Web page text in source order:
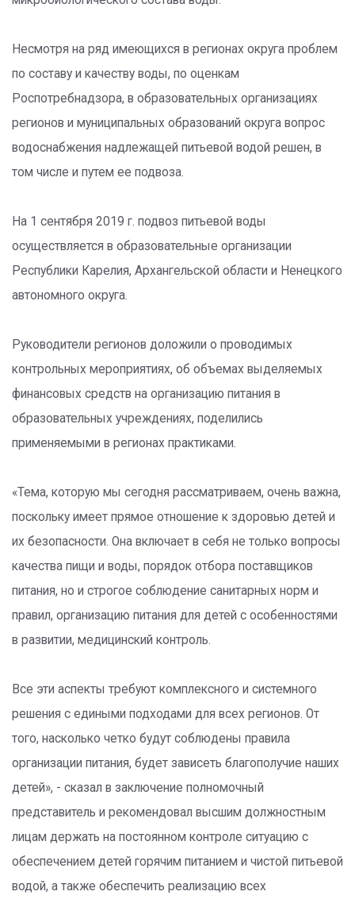
Несмотря на ряд имеющихся в регионах округа проблем
по составу и качеству воды, по оценкам
Роспотребнадзора, в образовательных организациях
регионов и муниципальных образований округа вопрос
водоснабжения надлежащей питьевой водой решен, в
том числе и путем ее подвоза.
На 1 сентября 2019 г. подвоз питьевой воды
осуществляется в образовательные организации
Республики Карелия, Архангельской области и Ненецкого
автономного округа.
Руководители регионов доложили о проводимых
контрольных мероприятиях, об объемах выделяемых
финансовых средств на организацию питания в
образовательных учреждениях, поделились
применяемыми в регионах практиками.
«Тема, которую мы сегодня рассматриваем, очень важна,
поскольку имеет прямое отношение к здоровью детей и
их безопасности. Она включает в себя не только вопросы
качества пищи и воды, порядок отбора поставщиков
питания, но и строгое соблюдение санитарных норм и
правил, организацию питания для детей с особенностями
в развитии, медицинский контроль.
Все эти аспекты требуют комплексного и системного
решения с едиными подходами для всех регионов. От
того, насколько четко будут соблюдены правила
организации питания, будет зависеть благополучие наших
детей», - сказал в заключение полномочный
представитель и рекомендовал высшим должностным
лицам держать на постоянном контроле ситуацию с
обеспечением детей горячим питанием и чистой питьевой
водой, а также обеспечить реализацию всех